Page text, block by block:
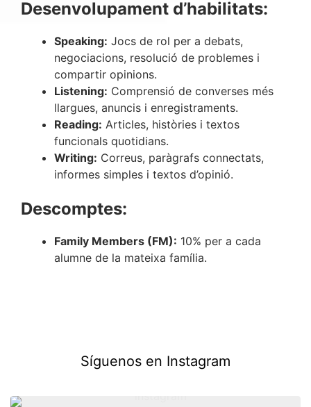
Desenvolupament d’habilitats:
Speaking: Jocs de rol per a debats,
negociacions, resolució de problemes i
compartir opinions.
Listening: Comprensió de converses més
llargues, anuncis i enregistraments.
Reading: Articles, històries i textos
funcionals quotidians.
Writing: Correus, paràgrafs connectats,
informes simples i textos d’opinió.
Descomptes:
Family Members (FM): 10% per a cada
alumne de la mateixa família.
Síguenos en Instagram